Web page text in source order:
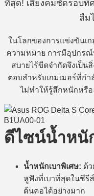
ที่สุด! เสียงคมชัดรอบทิ
ลืม
ในโลกของการแข่งขันเ
ความหมาย การมีอุปกร
สบายไร้ขีดจำกัดจึงเป็นสิ่
ตอบสำหรับเกมเมอร์ที่ก
ไม่ทำให้รู้สึกหนักหรือ
ดีไซน์น้ำหนั
น้ำหนักเบาพิเศษ: ด้
หูฟังที่เบาที่สุดในซีรี
ต้นคอได้อย่างมาก